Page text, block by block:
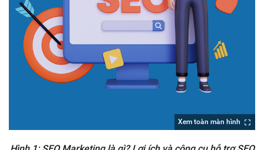
Xem toàn màn hình